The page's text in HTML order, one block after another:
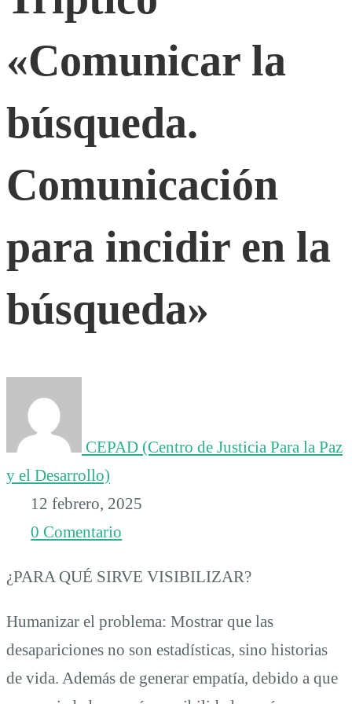
búsqueda.
Comunicación
para
incidir
en
la
búsqueda»
«Comunicar la
búsqueda.
Comunicación
para incidir en la
búsqueda»
CEPAD (Centro de Justicia Para la Paz
y el Desarrollo)
12 febrero, 2025
0 Comentario
¿PARA QUÉ SIRVE VISIBILIZAR?
Humanizar el problema: Mostrar que las
desapariciones no son estadísticas, sino historias
de vida. Además de generar empatía, debido a que